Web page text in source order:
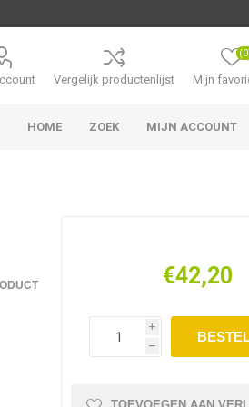
Vergelijk productenlijst Mijn
HOME ZOEK MIJN ACCOUNT
€42,20
i
h